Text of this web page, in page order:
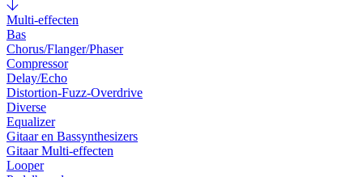
Multi-effecten
Bas
Chorus/Flanger/Phaser
Compressor
Delay/Echo
Distortion-Fuzz-Overdrive
Diverse
Equalizer
Gitaar en Bassynthesizers
Gitaar Multi-effecten
Looper